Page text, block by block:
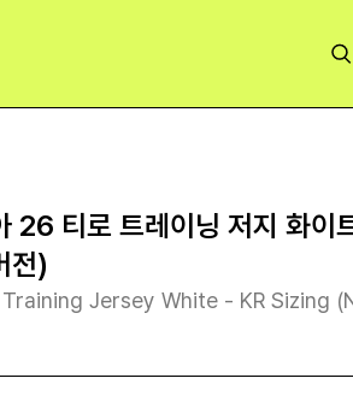
26 티로 트레이닝 저지 화이
전)
Jersey White - KR Sizing